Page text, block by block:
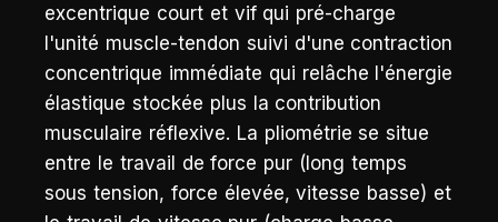
excentrique court et vif qui pré-charge
l'unité muscle-tendon suivi d'une contraction
concentrique immédiate qui relâche l'énergie
élastique stockée plus la contribution
musculaire réflexive. La pliométrie se situe
entre le travail de force pur (long temps
sous tension, force élevée, vitesse basse) et